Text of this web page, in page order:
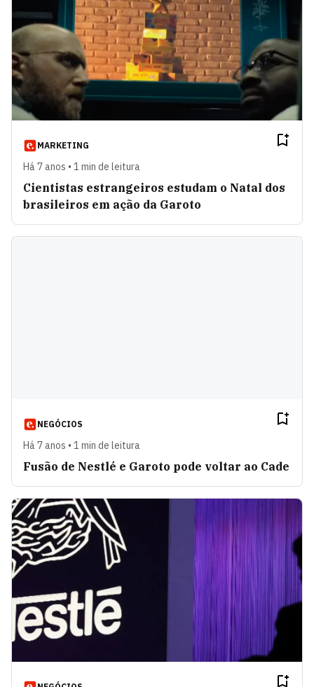
MARKETING
Há 7 anos • 1 min de leitura
Cientistas estrangeiros estudam o Natal dos
brasileiros em ação da Garoto
NEGÓCIOS
Há 7 anos • 1 min de leitura
Fusão de Nestlé e Garoto pode voltar ao Cade